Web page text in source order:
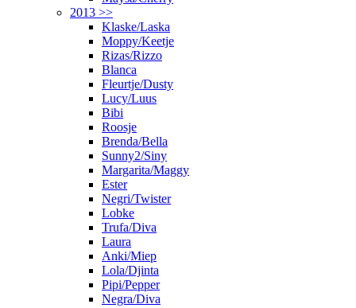
2013 >>
Klaske/Laska
Moppy/Keetje
Rizas/Rizzo
Blanca
Fleurtje/Dusty
Lucy/Luus
Bibi
Roosje
Brenda/Bella
Sunny2/Siny
Margarita/Maggy
Ester
Negri/Twister
Lobke
Trufa/Diva
Laura
Anki/Miep
Lola/Djinta
Pipi/Pepper
Negra/Diva